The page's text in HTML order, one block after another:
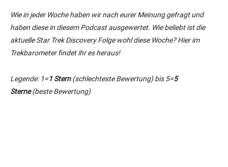
Wie in jeder Woche haben wir nach eurer Meinung gefragt und
haben diese in diesem Podcast ausgewertet. Wie beliebt ist die
aktuelle Star Trek Discovery Folge wohl diese Woche? Hier im
Trekbarometer findet ihr es heraus!
Legende: 1=1 Stern(schlechteste Bewertung) bis 5=5
Sterne(beste Bewertung)